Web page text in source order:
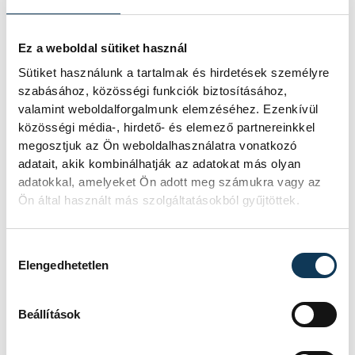
Ez a weboldal sütiket használ
Sütiket használunk a tartalmak és hirdetések személyre
szabásához, közösségi funkciók biztosításához,
valamint weboldalforgalmunk elemzéséhez. Ezenkívül
közösségi média-, hirdető- és elemező partnereinkkel
megosztjuk az Ön weboldalhasználatra vonatkozó
adatait, akik kombinálhatják az adatokat más olyan
adatokkal, amelyeket Ön adott meg számukra vagy az
Ön által használt más szolgáltatásokból gyűjtöttek.
Elengedhetetlen
Beállítások
Sorra kerülnek elő
világháborús leletek az
alacsony Dunából
A folyó rekordalacsony vízállása miatt
egy csaknem komplett, II.
motorkerékpárbukkant elő a
máshol pedig egy közel féltonnás brit
akna került elő.